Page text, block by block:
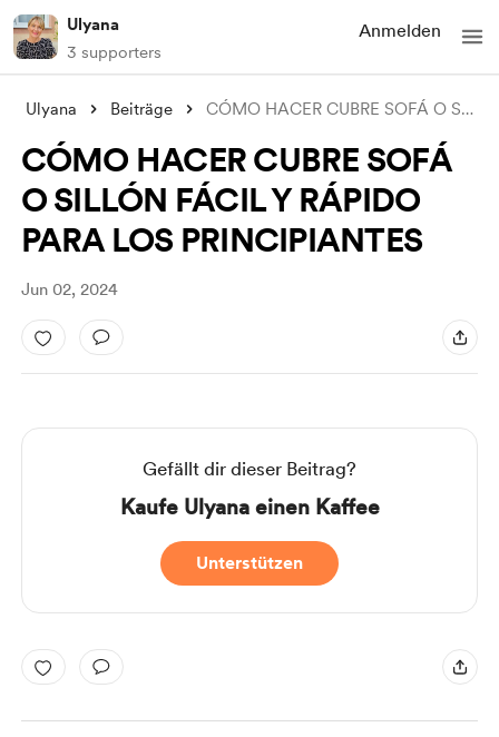
Ulyana
3 supporters
Anmelden
Ulyana Beiträge CÓMO HACER CUBRE SOFÁ O SILLÓN FÁCIL Y R
CÓMO HACER CUBRE SOFÁ
O SILLÓN FÁCIL Y RÁPIDO
PARA LOS PRINCIPIANTES
Jun 02, 2024
Gefällt dir dieser Beitrag?
Kaufe Ulyana einen Kaffee
Unterstützen